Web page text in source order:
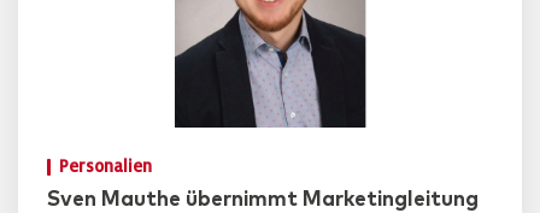
Personalien
Sven Mauthe übernimmt Marketingleitung